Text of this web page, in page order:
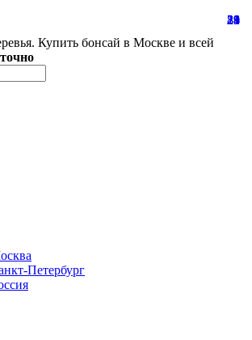
Купить бонсай в Москве и всей
Петербург
81
19
28
21
1
24
39